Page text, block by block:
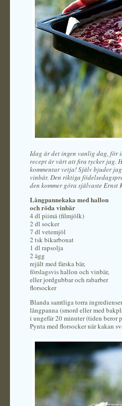
Idag är det ingen vanlig dag, för
recept är värt att fira tycker jag.
kommentar vetja! Själv bjuder
vinbär. Den riktiga
den kommer göra självaste
Långpannekaka med hallon
och röda vinbär
4 dl piimä (filmjölk)
2 dl socker
7 dl vetemjöl
2 tsk bikarbonat
1 dl rapsolja
2 ägg
rejält med färska bär,
förslagsvis hallon och vinbär,
eller jordgubbar och rabarber
florsocker
Blanda samtliga torra
långpanna (smord eller med
i ungefär 20 minuter (tiden beror
Pynta med florsocker när kakan